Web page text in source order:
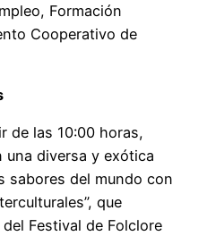
Formación
Cooperativo de
de las 10:00 horas,
diversa y exótica
sabores del mundo con
que
Festival de Folclore